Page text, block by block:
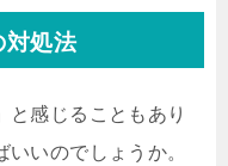
対処法
と感じることもあり
いのでしょうか。